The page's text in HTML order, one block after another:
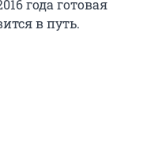
года готовая
в путь.